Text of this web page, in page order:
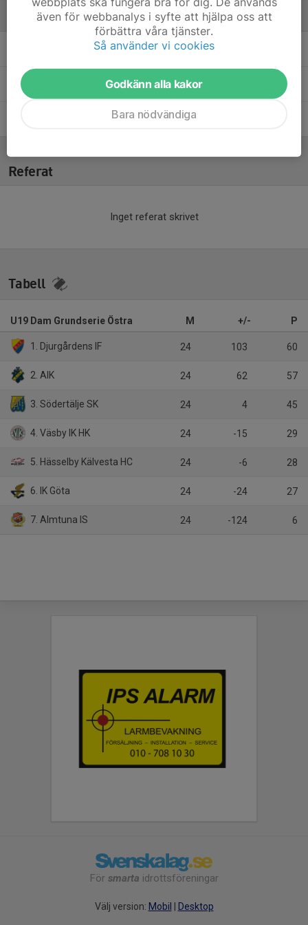
Ledare
Agneta VitalissonLagledare
Henrik PetterssonMaterialare
Huvudtränare DJ
Referat
Inget referat skrivet
Tabell
U19 Dam Grundserie Östra M +/- P
1. Djurgårdens IF 24 103 60
2. AIK 24 62 57
3. Södertälje SK 24 4 45
4. Väsby IK HK 24 -15 29
5. Hässelby Kälvesta HC 24 -6 28
6. IK Göta 24 -24 27
7. Almtuna IS 24 -124 6
För smarta idrottsföreningar
Välj version: Mobil Desktop
även för webbanalys i syfte att hjälpa oss att
förbättra våra tjänster.
Så använder vi cookies
Godkänn alla kakor
Bara nödvändiga